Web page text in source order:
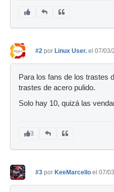
#2 por Linux User. el 07/03/
Para los fans de los trastes
trastes de acero pulido.
Solo hay 10, quizá las
3
#3 por KeeMarcello el 07/